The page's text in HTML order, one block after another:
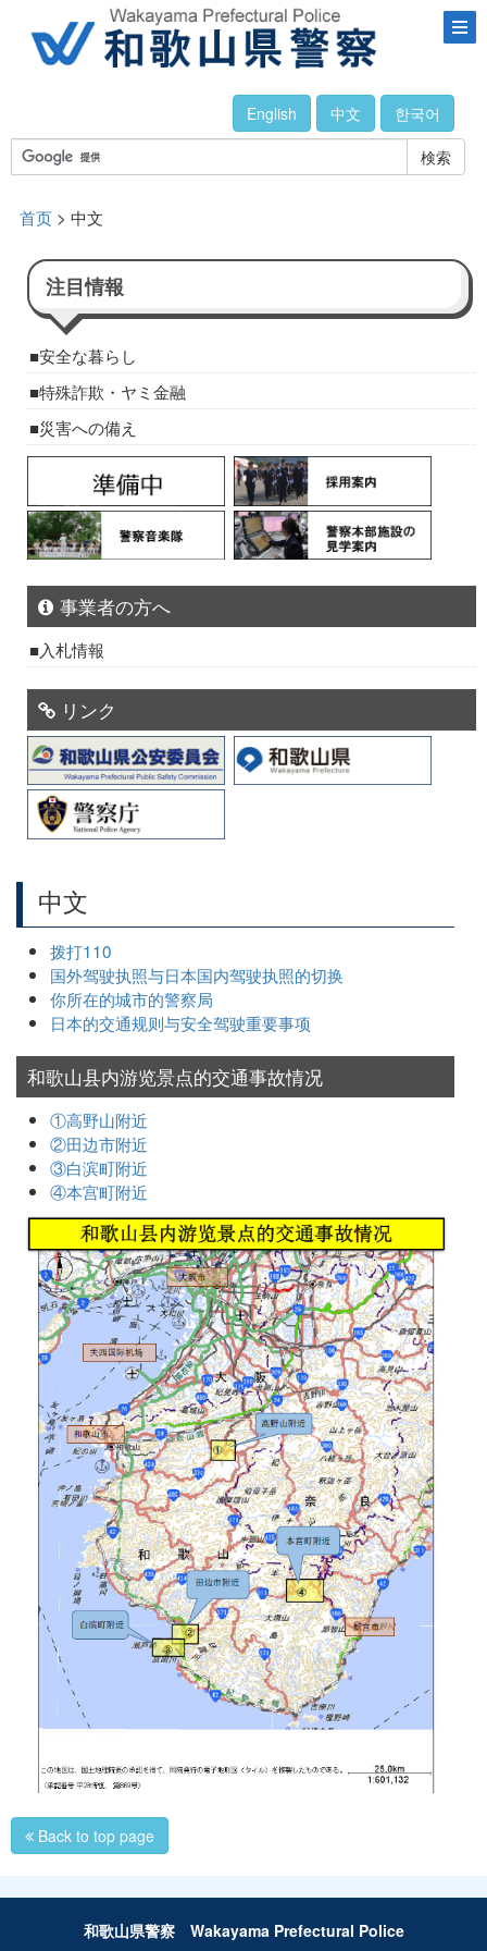
English 中文
한국어
検索
首页 > 中文
注目情報
安全な暮らし
特殊詐欺・ヤミ金融
災害への備え
事業者の方へ
入札情報
リンク
中文
拨打110
国外驾驶执照与日本国内驾驶执照的切换
你所在的城市的警察局
日本的交通规则与安全驾驶重要事项
和歌山县内游览景点的交通事故情况
①高野山附近
②田边市附近
③白滨町附近
④本宫町附近
Back to top page
和歌山県警察 Wakayama Prefectural Police